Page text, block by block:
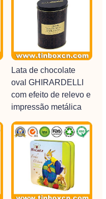
Lata de chocolate
oval GHIRARDELLI
com efeito de relevo e
impressão metálica